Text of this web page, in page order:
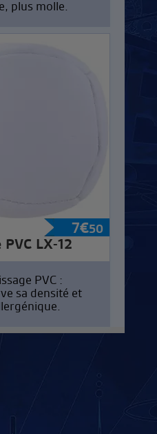
plus molle.
7€50
PVC LX-12
PVC :
sa densité et